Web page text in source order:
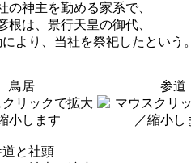
の神主を勤める家系で、
根は、景行天皇の御代、
より、当社を祭祀したという。
鳥居 参道
道と社頭